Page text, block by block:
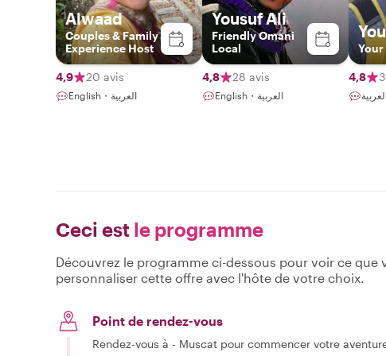
Alwaad
Couples & Family
Experience Host
4,9 20 avis
English・العربية
Yousuf Ali
Friendly Omani
Local
4,8 28 avis
English・العربية
Your
4,8
Ceci est le programme
Découvrez le programme ci-dessous pour voir ce
personnaliser cette offre avec l'hôte de votre choix.
Point de rendez-vous
Rendez-vous à - Muscat pour commencer votre